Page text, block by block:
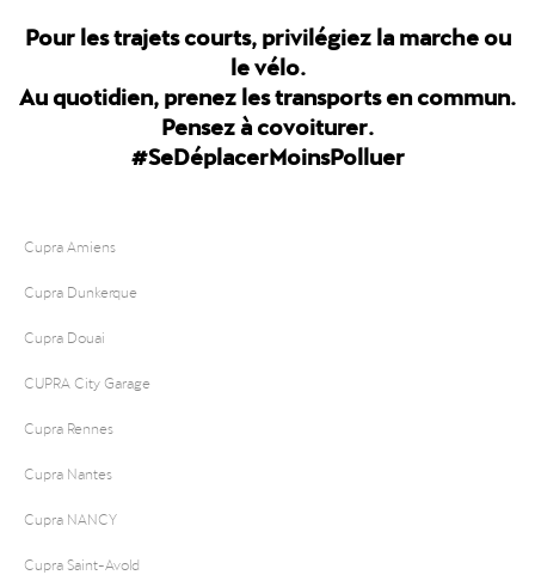
Pour les trajets courts, privilégiez la marche ou
le vélo.
Au quotidien, prenez les transports en commun.
Pensez à covoiturer.
#SeDéplacerMoinsPolluer
Cupra Amiens
Cupra Dunkerque
Cupra Douai
CUPRA City Garage
Cupra Rennes
Cupra Nantes
Cupra NANCY
Cupra Saint-Avold